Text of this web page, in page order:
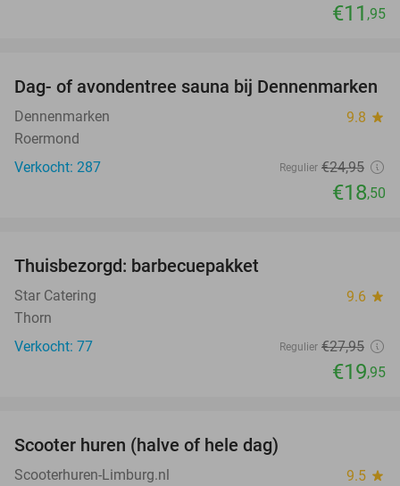
€11 ,95
26%
Dag- of avondentree sauna bij Dennenmarken
Dennenmarken 9.8 star
Roermond
Verkocht: 287
Regulier €24,95
€18,50
Thuisbezorgd: barbecuepakket
Star Catering 9.6 star
Thorn
Verkocht: 77
Regulier €27,95
€19,95
Scooter huren (halve of hele dag)
Scooterhuren-Limburg.nl 9.5 star